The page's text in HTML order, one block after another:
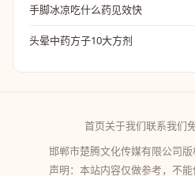
手脚冰凉吃什么药见效快
头晕中药方子10大方剂
首页关于我们联系我们
邯郸市楚腾文化传媒有限公司
声明：本站内容仅做参考，不能